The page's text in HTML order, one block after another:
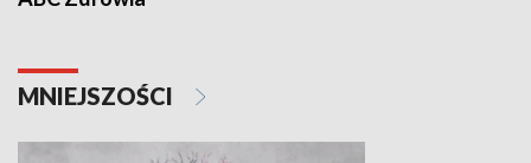
MNIEJSZOŚCI